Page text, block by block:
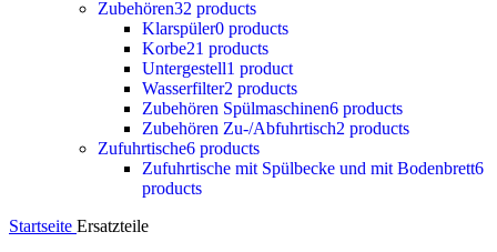
Zubehören32 products
Klarspüler0 products
Korbe21 products
Untergestell1 product
Wasserfilter2 products
Zubehören Spülmaschinen6 products
Zubehören Zu-/Abfuhrtisch2 products
Zufuhrtische6 products
Zufuhrtische mit Spülbecke und mit Bodenbrett6
products
Startseite Ersatzteile